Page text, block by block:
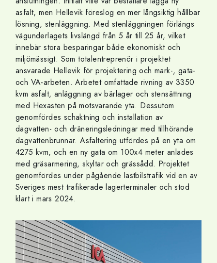
asfalt, men Hellevik föreslog en mer långsiktig hållbar
lösning, stenläggning. Med stenläggningen förlängs
vägunderlagets livslängd från 5 år till 25 år, vilket
innebär stora besparingar både ekonomiskt och
miljömässigt. Som totalentreprenör i projektet
ansvarade Hellevik för projektering och mark-, gata-
och VA-arbeten. Arbetet omfattade rivning av 3350
kvm asfalt, anläggning av bärlager och stensättning
med Hexasten på motsvarande yta. Dessutom
genomfördes schaktning och installation av
dagvatten- och dräneringsledningar med tillhörande
dagvattenbrunnar. Asfaltering utfördes på en yta om
4275 kvm, och en ny gata om 100x4 meter anlades
med gräsarmering, skyltar och grässådd. Projektet
genomfördes under pågående lastbilstrafik vid en av
Sveriges mest trafikerade lagerterminaler och stod
klart i mars 2024.